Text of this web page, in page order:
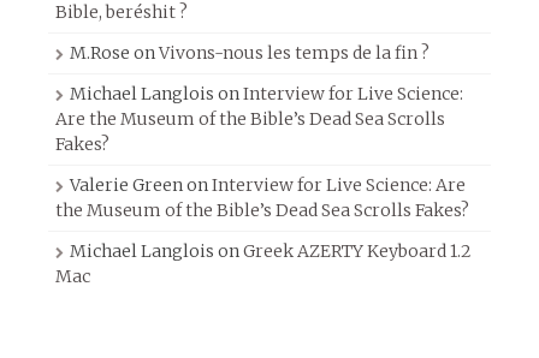
Bible, beréshit ?
M.Rose onVivons-nous les temps de la fin ?
Michael Langlois onInterview for Live Science:
Are the Museum of the Bible’s Dead Sea Scrolls
Fakes?
Valerie GreenonInterview for Live Science: Are
the Museum of the Bible’s Dead Sea Scrolls Fakes?
Michael Langlois onGreek AZERTY Keyboard 1.2
Mac